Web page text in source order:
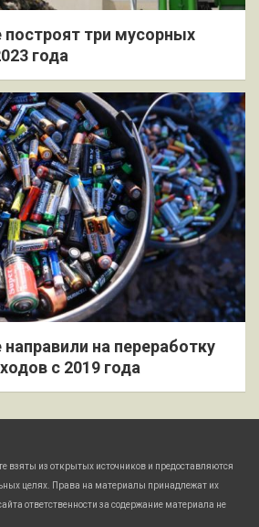
три мусорных
года
на переработку
с 2019 года
взяты из открытых источников и предоставляются
целях. Права на материалы принадлежат их
ответственности за содержание материала не